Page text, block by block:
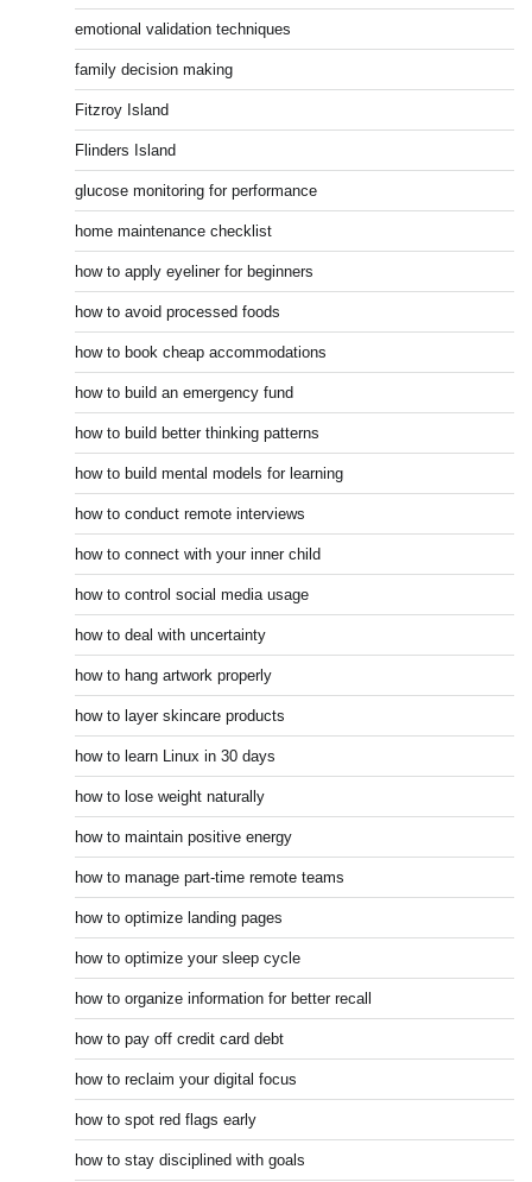
emotional validation techniques
family decision making
Fitzroy Island
Flinders Island
glucose monitoring for performance
home maintenance checklist
how to apply eyeliner for beginners
how to avoid processed foods
how to book cheap accommodations
how to build an emergency fund
how to build better thinking patterns
how to build mental models for learning
how to conduct remote interviews
how to connect with your inner child
how to control social media usage
how to deal with uncertainty
how to hang artwork properly
how to layer skincare products
how to learn Linux in 30 days
how to lose weight naturally
how to maintain positive energy
how to manage part-time remote teams
how to optimize landing pages
how to optimize your sleep cycle
how to organize information for better recall
how to pay off credit card debt
how to reclaim your digital focus
how to spot red flags early
how to stay disciplined with goals